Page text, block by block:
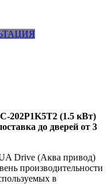
202P1K5T2 (1.5 кВт)
до дверей от 3
Drive (Аква привод)
производительности
в